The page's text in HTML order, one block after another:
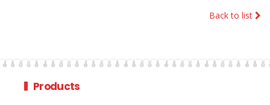
Back to list
Products